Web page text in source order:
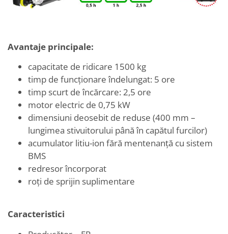
Avantaje principale:
capacitate de ridicare 1500 kg
timp de funcționare îndelungat: 5 ore
timp scurt de încărcare: 2,5 ore
motor electric de 0,75 kW
dimensiuni deosebit de reduse (400 mm –
lungimea stivuitorului până în capătul furcilor)
acumulator litiu-ion fără mentenanță cu sistem
BMS
redresor încorporat
roți de sprijin suplimentare
Caracteristici